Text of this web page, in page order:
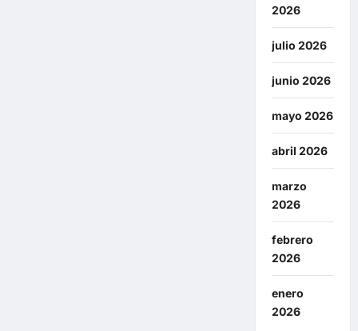
2026
julio 2026
junio 2026
mayo 2026
abril 2026
marzo
2026
febrero
2026
enero
2026